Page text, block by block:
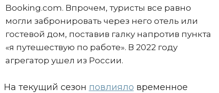
Booking.com. Впрочем, туристы все равно
могли забронировать через него отель или
гостевой дом, поставив галку напротив пункта
«я путешествую по работе». В 2022 году
агрегатор ушел из России.
На текущий сезон повлияло временное